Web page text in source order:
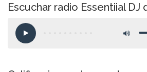
Escuchar radio Essentiial DJ